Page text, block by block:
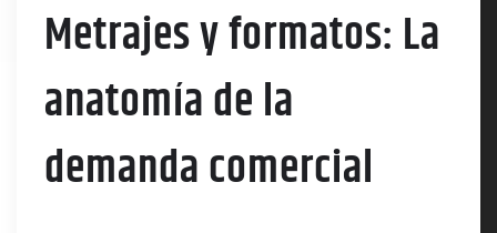
Metrajes y formatos: La
anatomía de la
demanda comercial